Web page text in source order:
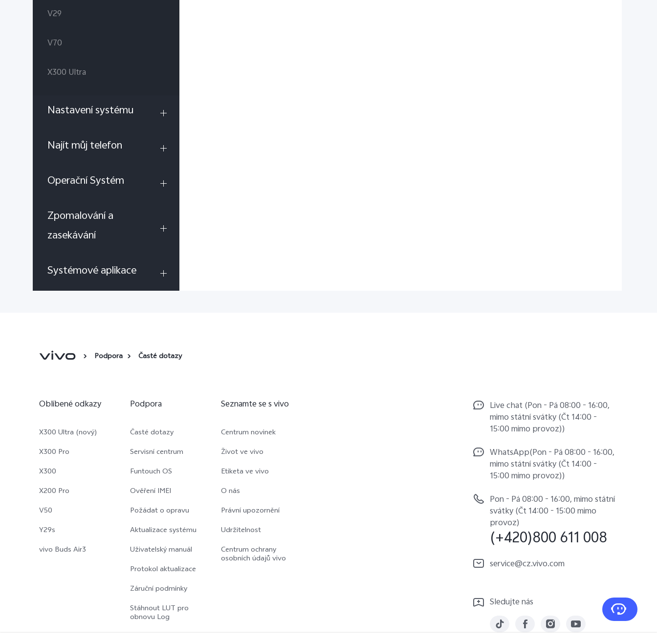
V29
V70
X300 Ultra
Nastavení systému
Najít můj telefon
Operační Systém
Zpomalování a
zasekávání
Systémové aplikace
Podpora Časté dotazy
Oblíbené odkazy
X300 Ultra (nový)
X300 Pro
X300
X200 Pro
V50
Y29s
vivo Buds Air3
Podpora
Časté dotazy
Servisní centrum
Funtouch OS
Ověření IMEI
Požádat o opravu
Aktualizace systému
Uživatelský manuál
Protokol aktualizace
Záruční podmínky
Stáhnout LUT pro
obnovu Log
Seznamte se s vivo
Centrum novinek
Život ve vivo
Etiketa ve vivo
O nás
Právní upozornění
Udržitelnost
Centrum ochrany
osobních údajů vivo
Live chat (Pon - Pá 08:00 - 16:00,
mimo státní svátky (Čt 14:00 -
15:00 mimo provoz))
WhatsApp(Pon - Pá 08:00 - 16:00,
mimo státní svátky (Čt 14:00 -
15:00 mimo provoz))
Pon - Pá 08:00 - 16:00, mimo státní
svátky (Čt 14:00 - 15:00 mimo
provoz)
(+420)800 611 008
service@cz.vivo.com
Sledujte nás